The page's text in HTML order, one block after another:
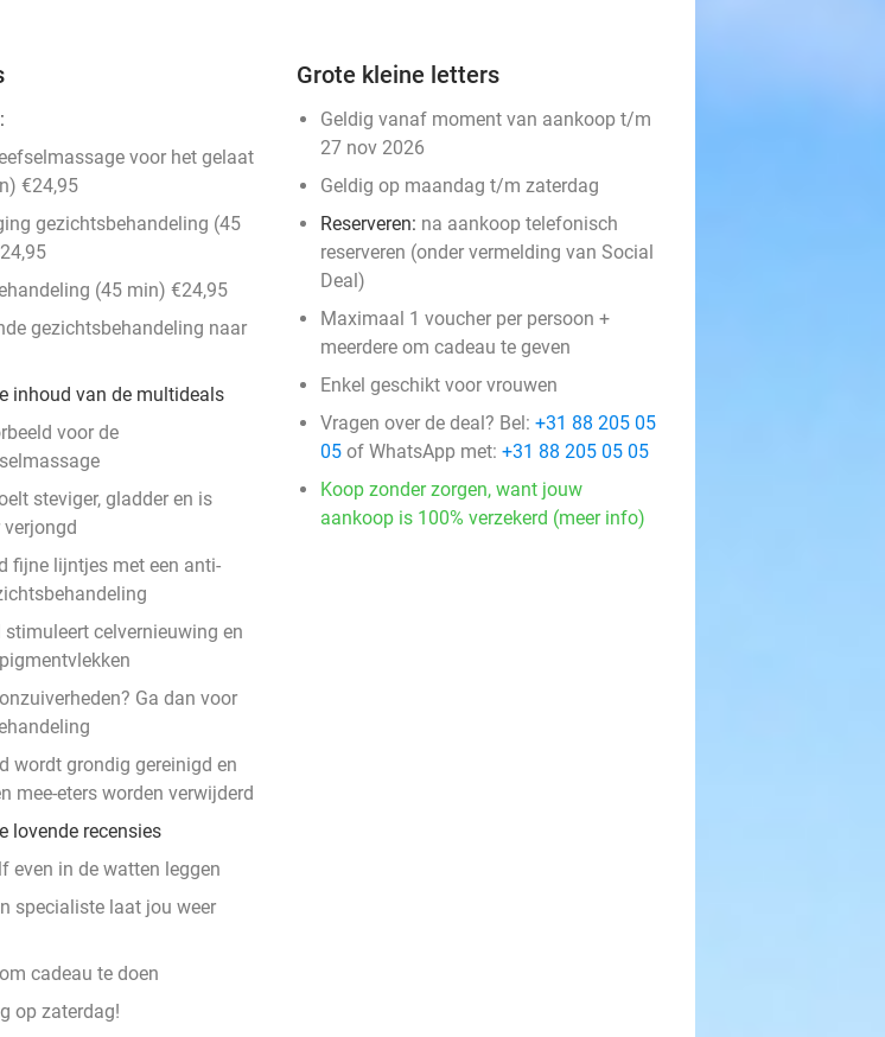
voor het gelaat
€24,95
gezichtsbehandeling (45
(45 min) €24,95
gezichtsbehandeling naar
inhoud van de multideals
voor de
steviger, gladder en is
fijne lijntjes met een anti-
stimuleert celvernieuwing en
Ga dan voor
wordt grondig gereinigd en
mee-eters worden verwijderd
lovende recensies
even in de watten leggen
specialiste laat jou weer
cadeau te doen
op zaterdag!
Grote kleine letters
Geldig vanaf moment van aankoop t/m
27 nov 2026
Geldig op maandag t/m zaterdag
Reserveren: na aankoop telefonisch
reserveren (onder vermelding van Social
Deal)
Maximaal 1 voucher per persoon +
meerdere om cadeau te geven
Enkel geschikt voor vrouwen
Vragen over de deal? Bel: +31 88 205 05
05 of WhatsApp met: +31 88 205 05 05
Koop zonder zorgen, want jouw
aankoop is 100% verzekerd (meer info)